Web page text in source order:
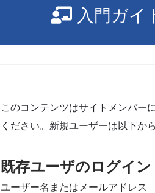
入門ガイ
このコンテンツはサイトメンバー
ください。新規ユーザーは以下か
既存ユーザのログイン
ユーザー名またはメールアドレス